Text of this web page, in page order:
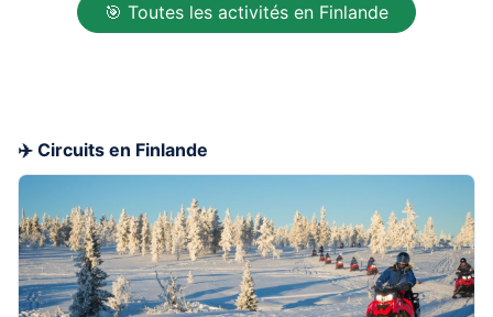
🎯 Toutes les activités en Finlande
✈️ Circuits en Finlande